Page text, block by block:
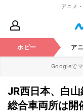
アニメ
ホビー ア
Googleで
JR西日本、白
総合車両所は開